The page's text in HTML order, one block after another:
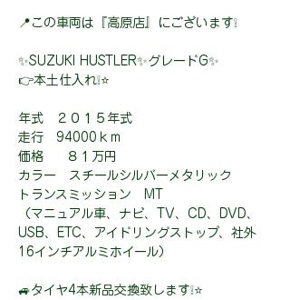
📍この車両は『高原店』にございます❕
✨SUZUKI HUSTLER✨グレードG✨
👉本土仕入れ❕⭐
年式 ２０１５年式
走行 94000ｋｍ
価格 ８１万円
カラー スチールシルバーメタリック
トランスミッション MT
（マニュアル車、ナビ、TV、CD、DVD、
USB、ETC、アイドリングストップ、社外
16インチアルミホイール）
🚙タイヤ4本新品交換致します❕⭐